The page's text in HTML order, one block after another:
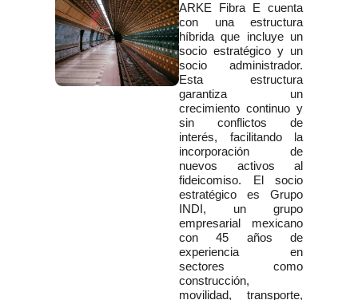
ARKE Fibra E cuenta
con una estructura
híbrida que incluye un
socio estratégico y un
socio administrador.
Esta estructura
garantiza un
crecimiento continuo y
sin conflictos de
interés, facilitando la
incorporación de
nuevos activos al
fideicomiso. El socio
estratégico es Grupo
INDI, un grupo
empresarial mexicano
con 45 años de
experiencia en
sectores como
construcción,
movilidad, transporte,